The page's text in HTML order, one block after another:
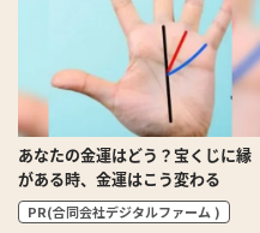
あなたの金運はどう？宝くじに縁
がある時、金運はこう変わる
PR(合同会社デジタルファーム )